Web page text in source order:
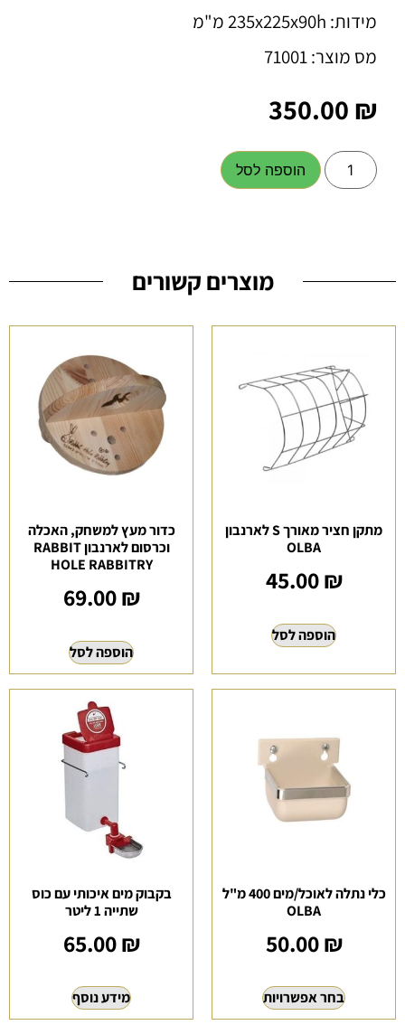
מידות: 235x225x90h מ"מ
מס מוצר: 71001
350.00 ₪
הוספה לסל
מוצרים קשורים
מתקן חציר מאורך S לארנבון
OLBA
45.00₪
הוספה לסל
כדור מעץ למשחק, האכלה
וכרסום לארנבון RABBIT
HOLE RABBITRY
69.00₪
הוספה לסל
כלי נתלה לאוכל/מים 400 מ"ל
OLBA
50.00₪
בחר אפשרויות
בקבוק מים איכותי עם כוס
שתייה 1 ליטר
65.00₪
מידע נוסף